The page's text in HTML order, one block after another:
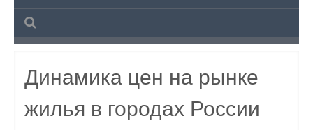
Динамика цен на рынке
жилья в городах России